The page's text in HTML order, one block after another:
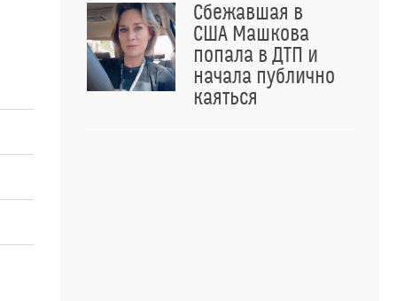
Сбежавшая в
США Машкова
попала в ДТП и
начала публично
каяться